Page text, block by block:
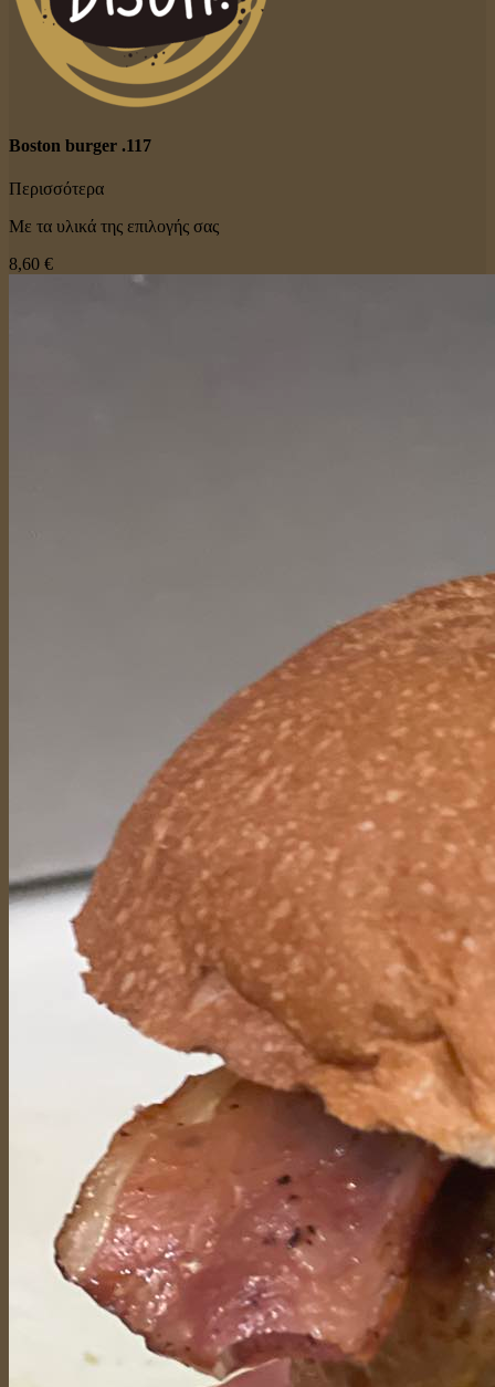
Boston burger .117
Περισσότερα
Με τα υλικά της επιλογής σας
8,60 €